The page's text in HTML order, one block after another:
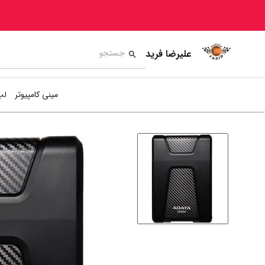
علیرضا فرید
مینی کامپیوتر